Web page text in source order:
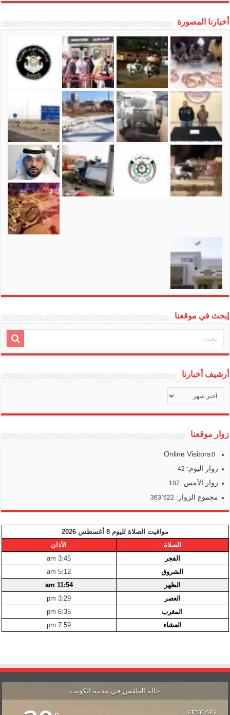
أخبارنا المصورة
إبحث في موقعنا
أرشيف أخبارنا
أرشيف
أخبارنا
زوار موقعنا
Online Visitors:
0
زوار اليوم: 42
زوار الأمس: 107
مجموع الزوار: 363٬622
مواقيت الصلاة لليوم 8 أغسطس 2026
الصلاة
الأذان
الفجر
3:45 am
الشروق
5:12 am
الظهر
11:54 am
العصر
3:29 pm
المغرب
6:35 pm
العشاء
7:59 pm
حالة الطقس في مدينة الكويت
clear sky